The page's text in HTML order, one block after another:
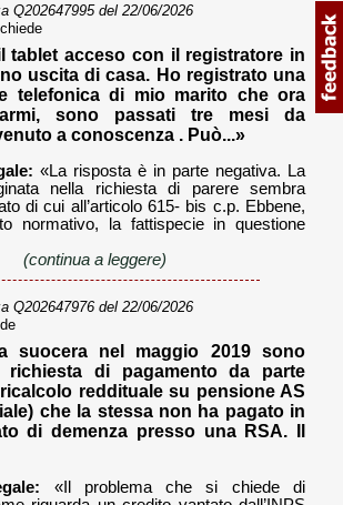
Q202647995del 22/06/2026
chiede
tablet acceso con il registratore in
uscita di casa. Ho registrato una
telefonica di mio marito che ora
sono passati tre mesi da
a conoscenza . Può...»
«La risposta è in parte negativa. La
nella richiesta di parere sembra
di cui all’articolo 615- bis c.p. Ebbene,
normativo, la fattispecie in questione
(continua a leggere)
Q202647976 del 22/06/2026
suocera nel maggio 2019 sono
richiesta di pagamento da parte
reddituale su pensione AS
che la stessa non ha pagato in
di demenza presso una RSA. Il
«Il problema che si chiede di